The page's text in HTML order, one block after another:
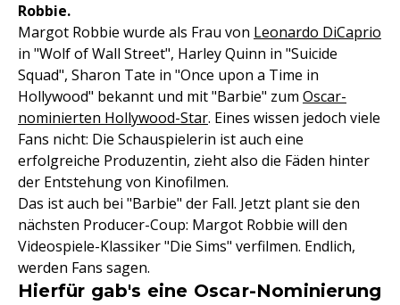
Robbie.
Margot Robbie wurde als Frau von Leonardo DiCaprio
in "Wolf of Wall Street", Harley Quinn in "Suicide
Squad", Sharon Tate in "Once upon a Time in
Hollywood" bekannt und mit "Barbie" zum Oscar-
nominierten Hollywood-Star. Eines wissen jedoch viele
Fans nicht: Die Schauspielerin ist auch eine
erfolgreiche Produzentin, zieht also die Fäden hinter
der Entstehung von Kinofilmen.
Das ist auch bei "Barbie" der Fall. Jetzt plant sie den
nächsten Producer-Coup: Margot Robbie will den
Videospiele-Klassiker "Die Sims" verfilmen. Endlich,
werden Fans sagen.
Hierfür gab's eine Oscar-Nominierung